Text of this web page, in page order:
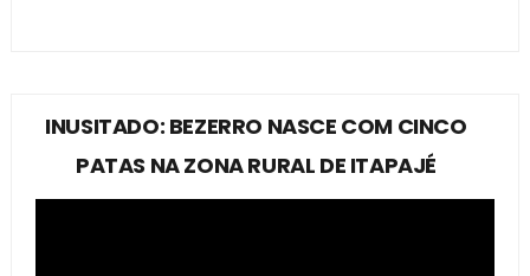
INUSITADO: BEZERRO NASCE COM CINCO
PATAS NA ZONA RURAL DE ITAPAJÉ